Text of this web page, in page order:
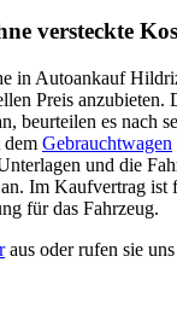
versteckte
in Autoankauf
Preis
beurteilen es nach
dem Gebrauchtwagen
und die
Im Kaufvertrag ist
für das Fahrzeug.
aus oder rufen sie